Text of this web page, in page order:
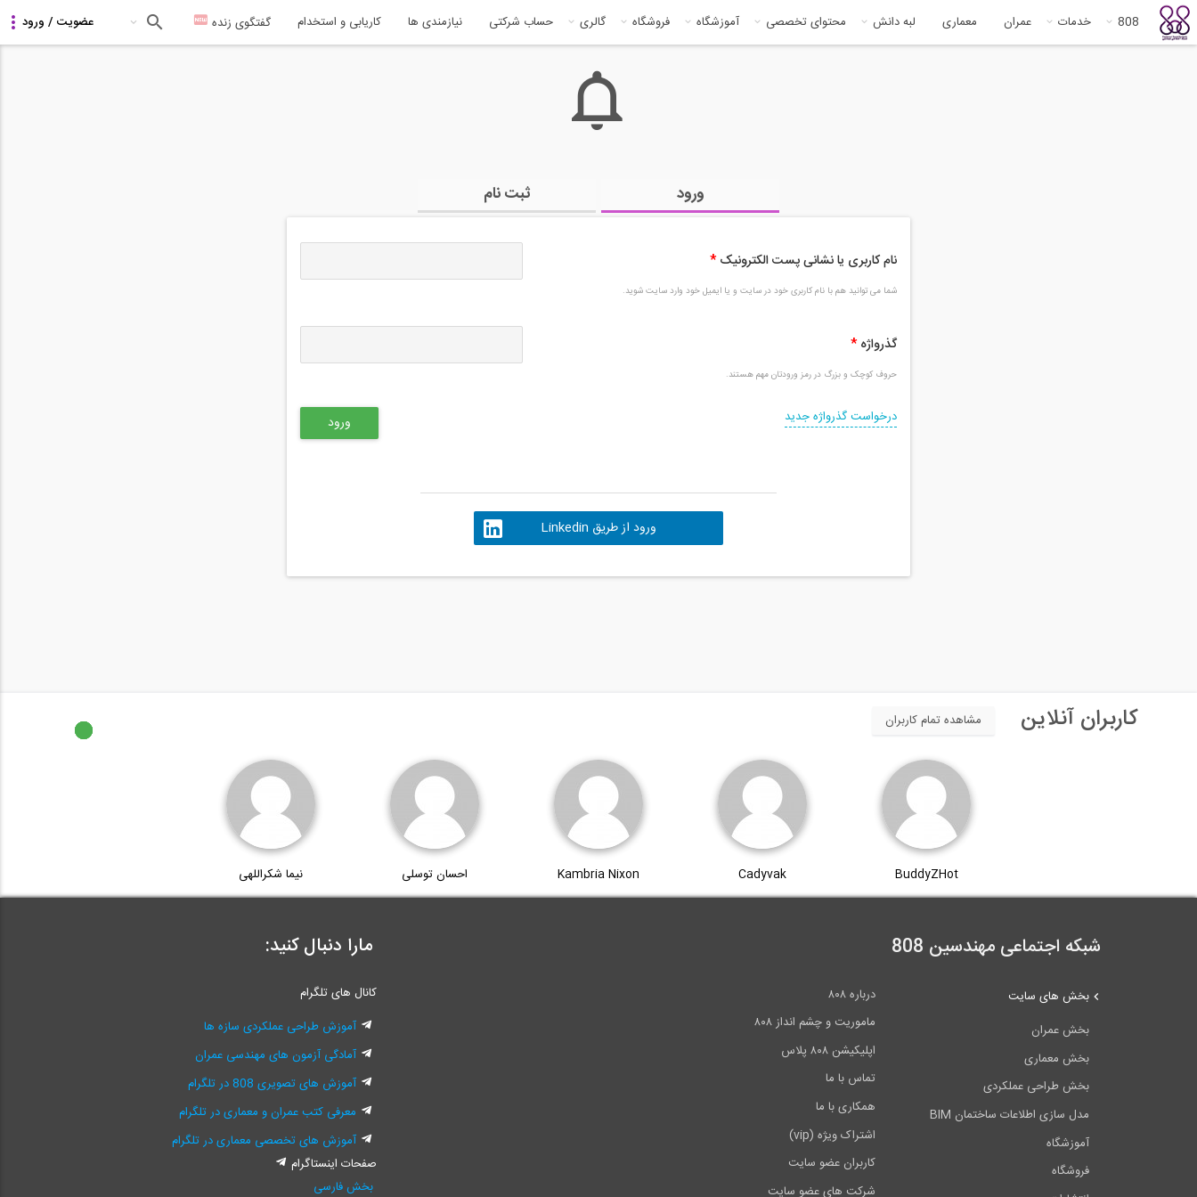
808 خدمات عمران معماری لبه دانش محتوای تخصصی آموزشگاه فروشگاه گالری حساب شرکتی نیازمندی ها کاریابی و استخدام گفتگوی زنده
ورود ثبت نام
نام کاربری یا نشانی پست الکترونیک *
شما می توانید هم با نام کاربری خود در سایت و یا ایمیل خود وارد سایت شوید.
گذرواژه *
حروف کوچک و بزرگ در رمز ورودتان مهم هستند.
درخواست گذرواژه جدید
ورود از طریق Linkedin
کاربران آنلاین مشاهده تمام کاربران
BuddyZHot
Cadyvak
Kambria Nixon احسان توسلی نیما شکراللهی
شبکه اجتماعی مهندسین 808
درباره ۸۰۸
ماموریت و چشم انداز ۸۰۸
اپلیکیشن ۸۰۸ پلاس
تماس با ما
همکاری با ما
اشتراک ویژه (vip)
کاربران عضو سایت
شرکت های عضو سایت
بخش های سایت
بخش عمران
بخش معماری
بخش طراحی عملکردی
مدل سازی اطلاعات ساختمان BIM
آموزشگاه
فروشگاه
مارا دنبال کنید:
کانال های تلگرام
آموزش طراحی عملکردی سازه ها
آمادگی آزمون های مهندسی عمران
آموزش های تصویری 808 در تلگرام
معرفی کتب عمران و معماری در تلگرام
آموزش های تخصصی معماری در تلگرام
صفحات اینستاگرام
بخش فارسی